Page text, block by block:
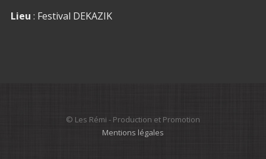
Lieu : Festival DEKAZIK
© Les Rémi - Production et Promotion
Mentions légales